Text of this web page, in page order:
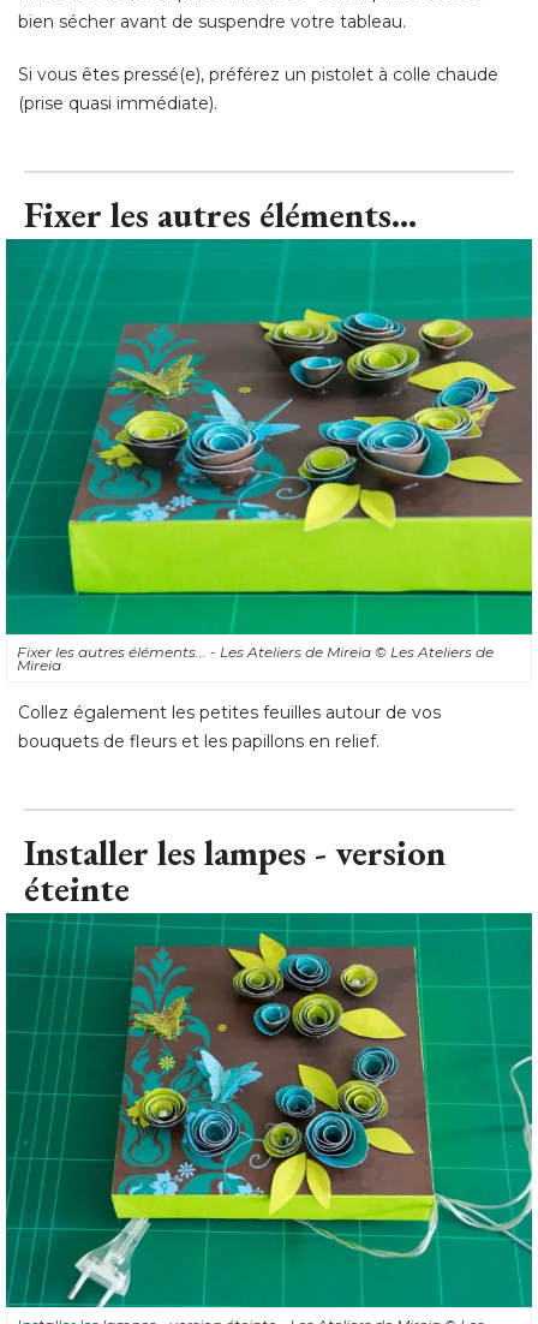
Fixer les autres éléments...
Fixer les autres éléments... - Les Ateliers de Mireia
Collez également les petites feuilles autour de vos
bouquets de fleurs et les papillons en relief.
Installer les lampes - version
Installer les lampes - version éteinte - Les Ateliers de Mireia© Les
Ateliers de Mireia
Faites sortir vos lampes du tableau.